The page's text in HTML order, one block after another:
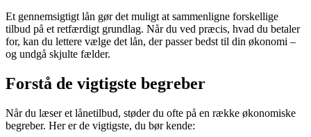
Et gennemsigtigt lån gør det muligt at sammenligne forskellige
tilbud på et retfærdigt grundlag. Når du ved præcis, hvad du betaler
for, kan du lettere vælge det lån, der passer bedst til din økonomi –
og undgå skjulte fælder.
Forstå de vigtigste begreber
Når du læser et lånetilbud, støder du ofte på en række økonomiske
begreber. Her er de vigtigste, du bør kende: